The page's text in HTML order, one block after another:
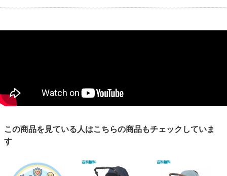
この商品を見ている人はこちらの商品もチェックしていま
す